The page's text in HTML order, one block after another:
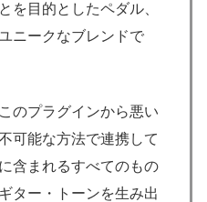
を目的としたペダル、
ニークなブレンドで
のプラグインから悪い
可能な方法で連携して
含まれるすべてのもの
ター・トーンを生み出